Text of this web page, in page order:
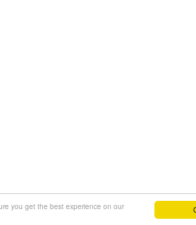
you get the best experience on our